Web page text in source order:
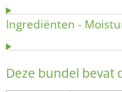
Ingrediënten -
Deze bundel bevat